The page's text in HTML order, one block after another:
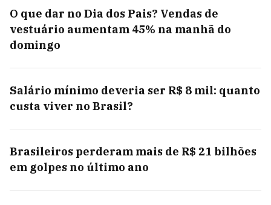
O que dar no Dia dos Pais? Vendas de
vestuário aumentam 45% na manhã do
domingo
Salário mínimo deveria ser R$ 8 mil: quanto
custa viver no Brasil?
Brasileiros perderam mais de R$ 21 bilhões
em golpes no último ano